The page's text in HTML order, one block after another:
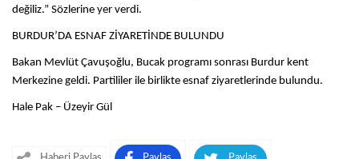
değiliz.” Sözlerine yer verdi.
BURDUR’DA ESNAF ZİYARETİNDE BULUNDU
Bakan Mevlüt Çavuşoğlu, Bucak programı sonrası Burdur kent
Merkezine geldi. Partililer ile birlikte esnaf ziyaretlerinde bulundu.
Hale Pak – Üzeyir Gül